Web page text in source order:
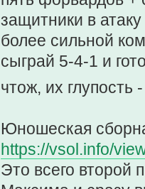
защитники в
более сильной
сыграй 5-4-1 и
чтож, их
Юношеская
https://vsol.info/
Это всего второй